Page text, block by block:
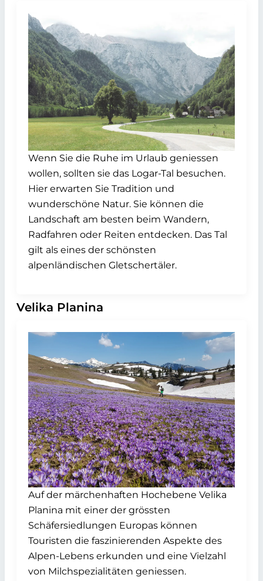
Wenn Sie die Ruhe im Urlaub geniessen
wollen, sollten sie das Logar-Tal besuchen.
Hier erwarten Sie Tradition und
wunderschöne Natur. Sie können die
Landschaft am besten beim Wandern,
Radfahren oder Reiten entdecken. Das Tal
gilt als eines der schönsten
alpenländischen Gletschertäler.
Velika Planina
Auf der märchenhaften Hochebene Velika
Planina mit einer der grössten
Schäfersiedlungen Europas können
Touristen die faszinierenden Aspekte des
Alpen-Lebens erkunden und eine Vielzahl
von Milchspezialitäten geniessen.